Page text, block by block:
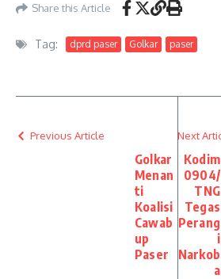
Share this Article
Tag: dprd paser Golkar paser
Previous Article
Golkar
Menan
ti
Koalisi
Cawab
up
Paser
Next
Kodim
0904/
TNG
Tegas
Perang
i
Narkob
a